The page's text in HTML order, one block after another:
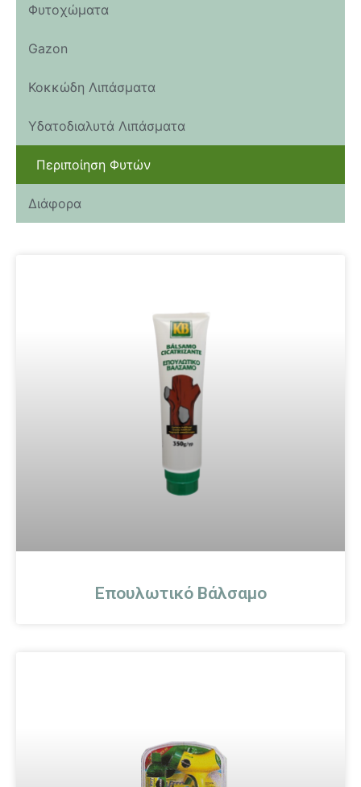
Φυτοχώματα
Gazon
Κοκκώδη Λιπάσματα
Υδατοδιαλυτά Λιπάσματα
Περιποίηση Φυτών
Διάφορα
Επουλωτικό Βάλσαμο